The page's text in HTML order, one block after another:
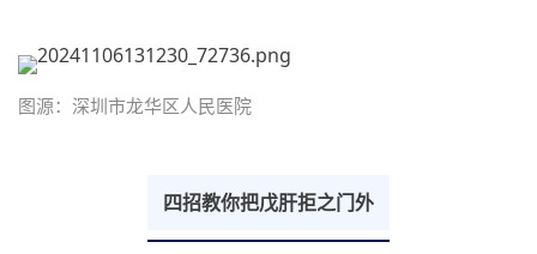
图源：深圳市龙华区人民医院
四招教你把戊肝拒之门外